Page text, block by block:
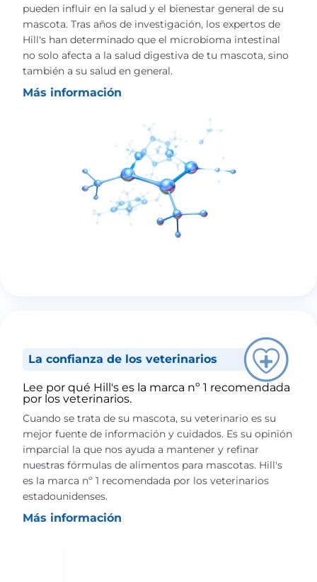
pueden influir en la salud y el bienestar general de su
mascota. Tras años de investigación, los expertos de
Hill's han determinado que el microbioma intestinal
no solo afecta a la salud digestiva de tu mascota, sino
también a su salud en general.
Más información
La confianza de los veterinarios
Lee por qué Hill's es la marca nº 1 recomendada
por los veterinarios.
Cuando se trata de su mascota, su veterinario es su
mejor fuente de información y cuidados. Es su opinión
imparcial la que nos ayuda a mantener y refinar
nuestras fórmulas de alimentos para mascotas. Hill's
es la marca nº 1 recomendada por los veterinarios
estadounidenses.
Más información